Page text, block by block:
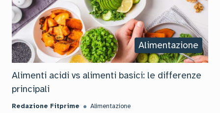
Alimentazione
Alimenti acidi vs alimenti basici: le differenze
principali
Redazione Fitprime Alimentazione